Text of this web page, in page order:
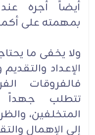
أيضاً أجره
بمهمته على
ولا يخفى ما
الإعداد
فالفروقات
تتطلب جهداً
المتخلفين،
إلى الإهمال